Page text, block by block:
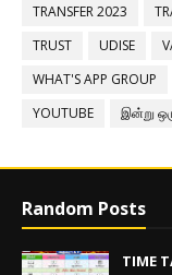
TRANSFER 2023
TRUST
UDISE
WHAT'S APP GROUP
YOUTUBE
இன்று
Random Posts
TIME